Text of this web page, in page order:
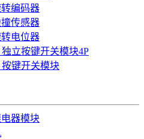
转编码器
撞传感器
转电位器
立按键开关模块4P
键开关模块
器模块